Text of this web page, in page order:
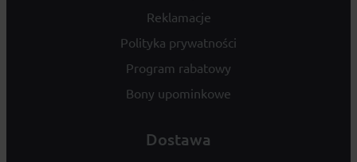
Reklamacje
Polityka prywatności
Program rabatowy
Bony upominkowe
Dostawa